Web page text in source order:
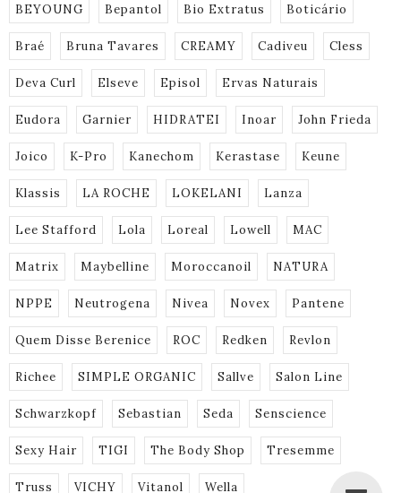
BEYOUNG Bepantol Bio Extratus Boticário
Braé Bruna Tavares CREAMY Cadiveu Cless
Deva Curl Elseve Episol Ervas Naturais
Eudora Garnier HIDRATEI Inoar John Frieda
Joico K-Pro Kanechom Kerastase Keune
Klassis LA ROCHE LOKELANI Lanza
Lee Stafford Lola Loreal Lowell MAC
Matrix Maybelline Moroccanoil NATURA
NPPE Neutrogena Nivea Novex Pantene
Quem Disse Berenice ROC Redken Revlon
Richee SIMPLE ORGANIC Sallve Salon Line
Schwarzkopf Sebastian Seda Senscience
Sexy Hair TIGI The Body Shop Tresemme
Truss VICHY Vitanol Wella